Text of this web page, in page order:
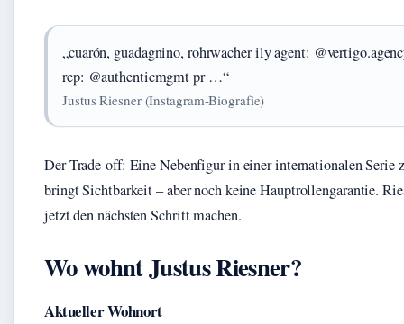
„cuarón, guadagnino, rohrwacher ily agent:
rep: @authenticmgmt pr …“
Justus Riesner (Instagram‑Biografie)
Der Trade‑off: Eine Nebenfigur in einer internationalen Serie
bringt Sichtbarkeit – aber noch keine Hauptrollengarantie.
jetzt den nächsten Schritt machen.
Wo wohnt Justus Riesner?
Aktueller Wohnort